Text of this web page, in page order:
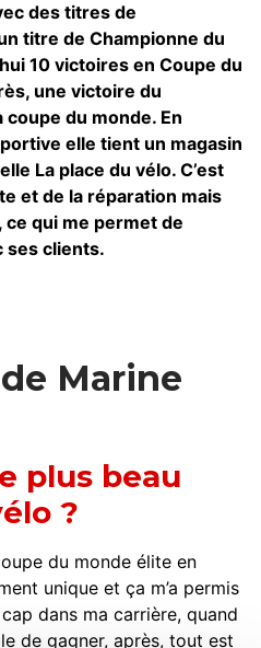
des titres de
titre de Championne du
10 victoires en Coupe du
une victoire du
du monde. En
elle tient un magasin
La place du vélo. C’est
et de la réparation mais
ce qui me permet de
ses clients.
Marine
plus beau
?
du monde élite en
unique et ça m’a permis
dans ma carrière, quand
de gagner, après, tout est